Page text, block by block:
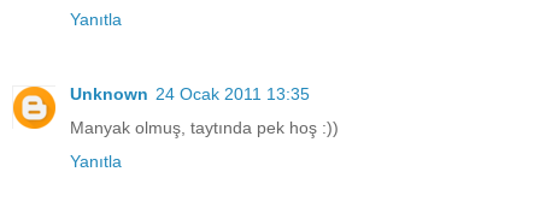
Yanıtla
Unknown 24 Ocak 2011 13:35
Manyak olmuş, taytında pek hoş :))
Yanıtla